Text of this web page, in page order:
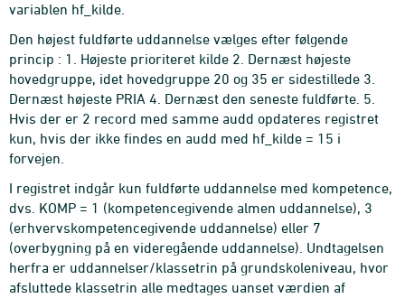
variablen hf_kilde.
Den højest fuldførte uddannelse vælges efter følgende
princip : 1. Højeste prioriteret kilde 2. Dernæst højeste
hovedgruppe, idet hovedgruppe 20 og 35 er sidestillede 3.
Dernæst højeste PRIA 4. Dernæst den seneste fuldførte. 5.
Hvis der er 2 record med samme audd opdateres registret
kun, hvis der ikke findes en audd med hf_kilde = 15 i
forvejen.
I registret indgår kun fuldførte uddannelse med kompetence,
dvs. KOMP = 1 (kompetencegivende almen uddannelse), 3
(erhvervskompetencegivende uddannelse) eller 7
(overbygning på en videregående uddannelse). Undtagelsen
herfra er uddannelser/klassetrin på grundskoleniveau, hvor
afsluttede klassetrin alle medtages uanset værdien af